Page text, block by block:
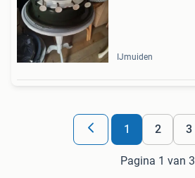
IJmuiden
1 2 3
Pagina 1 van 3